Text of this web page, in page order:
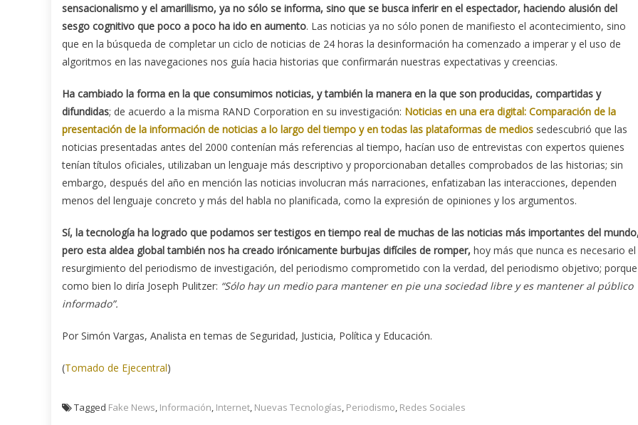
sensacionalismo y el amarillismo, ya no sólo se informa, sino que se busca inferir en el espectador, haciendo alusión del
sesgo cognitivo que poco a poco ha ido en aumento. Las noticias ya no sólo ponen de manifiesto el acontecimiento, sino
que en la búsqueda de completar un ciclo de noticias de 24 horas la desinformación ha comenzado a imperar y el uso de
algoritmos en las navegaciones nos guía hacia historias que confirmarán nuestras expectativas y creencias.
Ha cambiado la forma en la que consumimos noticias, y también la manera en la que son producidas, compartidas y
difundidas; de acuerdo a la misma RAND Corporation en su investigación: Noticias en una era digital: Comparación de la
presentación de la información de noticias a lo largo del tiempo y en todas las plataformas de medios sedescubrió que las
noticias presentadas antes del 2000 contenían más referencias al tiempo, hacían uso de entrevistas con expertos quienes
tenían títulos oficiales, utilizaban un lenguaje más descriptivo y proporcionaban detalles comprobados de las historias; sin
embargo, después del año en mención las noticias involucran más narraciones, enfatizaban las interacciones, dependen
menos del lenguaje concreto y más del habla no planificada, como la expresión de opiniones y los argumentos.
Sí, la tecnología ha logrado que podamos ser testigos en tiempo real de muchas de las noticias más importantes del
pero esta aldea global también nos ha creado irónicamente burbujas difíciles de romper, hoy más que nunca es necesario el
resurgimiento del periodismo de investigación, del periodismo comprometido con la verdad, del periodismo objetivo; porque
como bien lo diría Joseph Pulitzer: “Sólo hay un medio para mantener en pie una sociedad libre y es mantener al público
informado”.
Por Simón Vargas, Analista en temas de Seguridad, Justicia, Política y Educación.
(Tomado de Ejecentral)
Tagged Fake News, Información, Internet, Nuevas Tecnologías, Periodismo, Redes Sociales